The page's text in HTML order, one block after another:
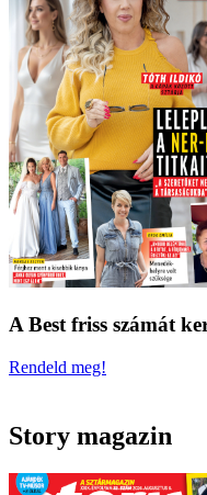
A Best friss számát
Rendeld meg!
Story magazin